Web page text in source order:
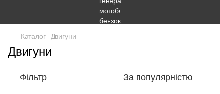
Каталог Двигуни
Двигуни
Фільтр За популярністю